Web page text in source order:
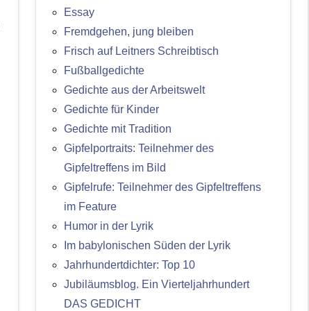
Essay
Fremdgehen, jung bleiben
Frisch auf Leitners Schreibtisch
Fußballgedichte
Gedichte aus der Arbeitswelt
Gedichte für Kinder
Gedichte mit Tradition
Gipfelportraits: Teilnehmer des
Gipfeltreffens im Bild
Gipfelrufe: Teilnehmer des Gipfeltreffens
im Feature
Humor in der Lyrik
Im babylonischen Süden der Lyrik
Jahrhundertdichter: Top 10
Jubiläumsblog. Ein Vierteljahrhundert
DAS GEDICHT